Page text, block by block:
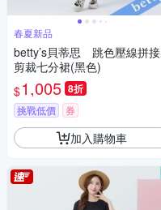
春夏新品
betty’s貝蒂思 跳色壓線拼接
剪裁七分裙(黑色)
$1,005 8折
挑戰低價 券
加入購物車